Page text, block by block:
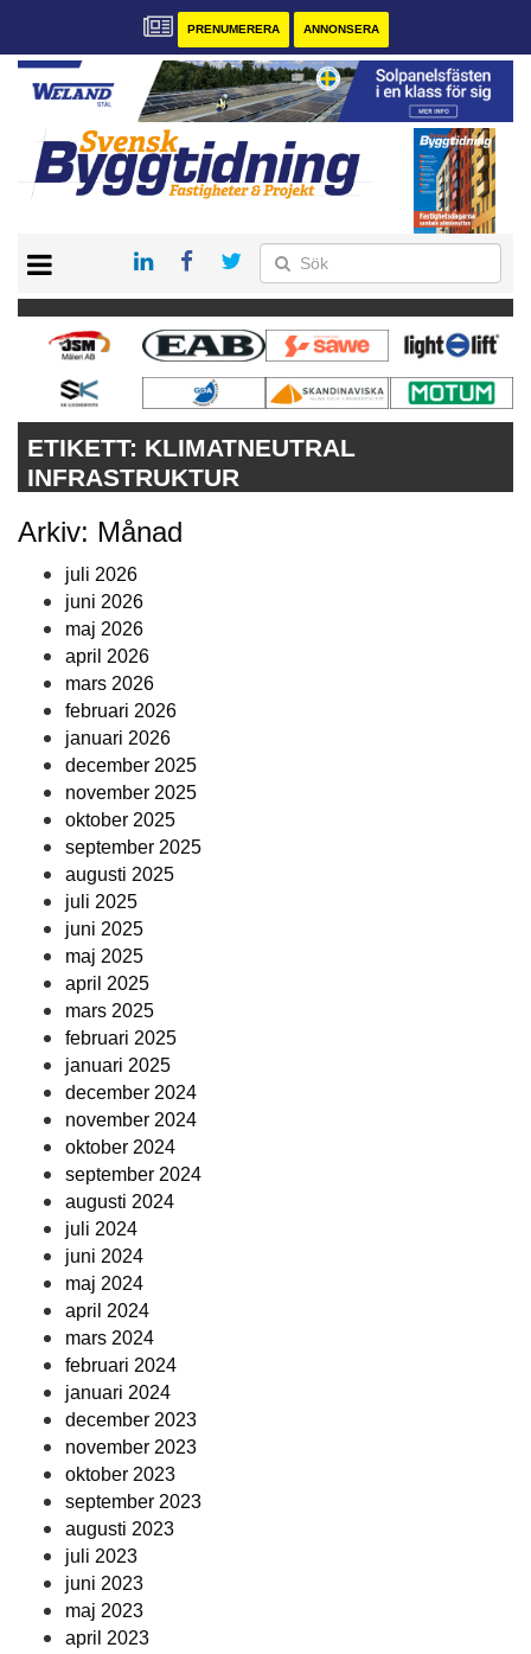
PRENUMERERA ANNONSERA
PRENUMERERA
VÅRA ANDRA MAGASIN
ANNONSERA
ETIKETT: KLIMATNEUTRAL
INFRASTRUKTUR
Arkiv: Månad
juli 2026
juni 2026
maj 2026
april 2026
mars 2026
februari 2026
januari 2026
december 2025
november 2025
oktober 2025
september 2025
augusti 2025
juli 2025
juni 2025
maj 2025
april 2025
mars 2025
februari 2025
januari 2025
december 2024
november 2024
oktober 2024
september 2024
augusti 2024
juli 2024
juni 2024
maj 2024
april 2024
mars 2024
februari 2024
januari 2024
december 2023
november 2023
oktober 2023
september 2023
augusti 2023
juli 2023
juni 2023
maj 2023
april 2023